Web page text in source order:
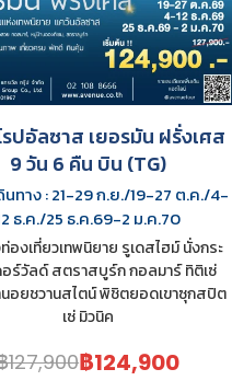
รปอัลซาส เยอรมัน ฝรั่งเศส
9 วัน 6 คืน บิน (TG)
นทาง : 21-29 ก.ย./19-27 ต.ค./4-
ธ.ค./25 ธ.ค.69-2 ม.ค.70
องเที่ยวเทพนิยาย รูเดสไฮม์ นั่งกระ
อร์วัลด์ สตราสบูร์ก กอลมาร์ ทิติเซ่
อยชวานสไตน์ พิชิตยอดเขาซุกสปิต
เซ่ มิวนิค
127,900฿124,900